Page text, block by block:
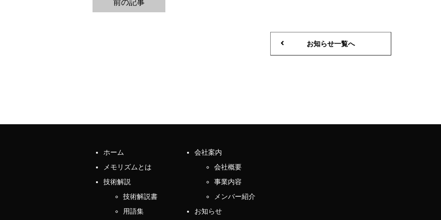
前の記事
お知らせ一覧へ
ホーム
メモリズムとは
技術解説
技術解説書
用語集
会社案内
会社概要
事業内容
メンバー紹介
お知らせ